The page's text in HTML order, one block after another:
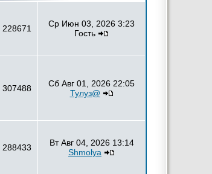
228671
Ср Июн 03, 2026 3:23
Гость
307488
Сб Авг 01, 2026 22:05
Тулуз@
288433
Вт Авг 04, 2026 13:14
Shmolya